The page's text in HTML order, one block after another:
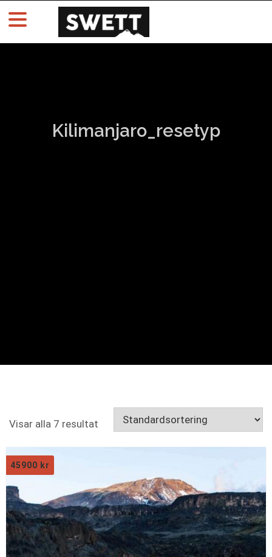
Kilimanjaro_resetyp
Visar alla 7 resultat
45900 kr